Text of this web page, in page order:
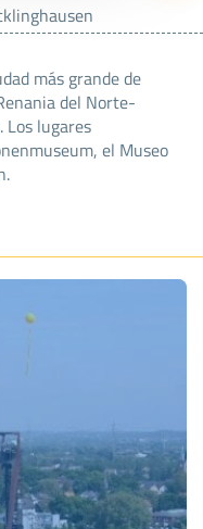
más grande de
del Norte-
Los lugares
el Museo